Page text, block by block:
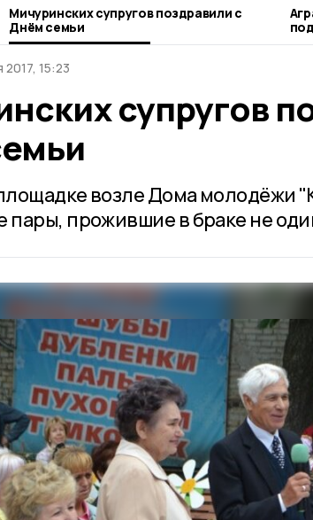
Мичуринских супругов поздравили с
Днём семьи
15:23
супругов
возле Дома молодёжи
пары, прожившие в браке не